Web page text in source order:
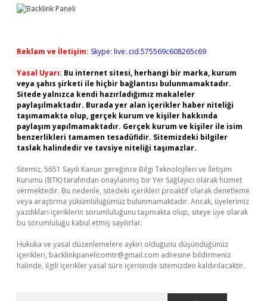
Reklam ve İletişim: Skype: live:.cid.575569c608265c69
Yasal Uyarı: Bu internet sitesi, herhangi bir marka, kurum
veya şahıs şirketi ile hiçbir bağlantısı bulunmamaktadır.
Sitede yalnızca kendi hazırladığımız makaleler
paylaşılmaktadır. Burada yer alan içerikler haber niteliği
taşımamakta olup, gerçek kurum ve kişiler hakkında
paylaşım yapılmamaktadır. Gerçek kurum ve kişiler ile isim
benzerlikleri tamamen tesadüfidir. Sitemizdeki bilgiler
taslak halindedir ve tavsiye niteliği taşımazlar.
Sitemiz, 5651 Sayılı Kanun gereğince Bilgi Teknolojileri ve İletişim
Kurumu (BTK) tarafından onaylanmış bir Yer Sağlayıcı olarak hizmet
vermektedir. Bu nedenle, sitedeki içerikleri proaktif olarak denetleme
veya araştırma yükümlülüğümüz bulunmamaktadır. Ancak, üyelerimiz
yazdıkları içeriklerin sorumluluğunu taşımakta olup, siteye üye olarak
bu sorumluluğu kabul etmiş sayılırlar.
Hukuka ve yasal düzenlemelere aykırı olduğunu düşündüğünüz
içerikleri, backlinkpanelicomtr@gmail.com adresine bildirmeniz
halinde, ilgili içerikler yasal süre içerisinde sitemizden kaldırılacaktır.